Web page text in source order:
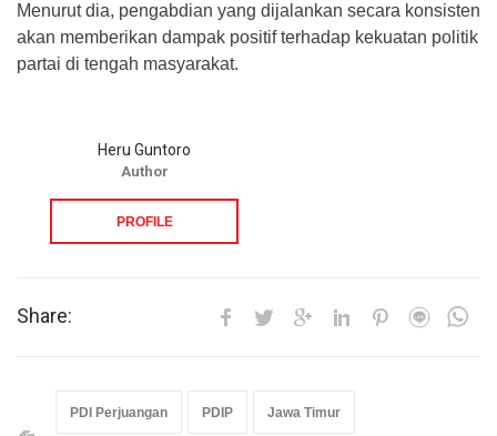
Menurut dia, pengabdian yang dijalankan secara konsisten
akan memberikan dampak positif terhadap kekuatan politik
partai di tengah masyarakat.
Heru Guntoro
Author
PROFILE
Share:
PDI Perjuangan PDIP Jawa Timur